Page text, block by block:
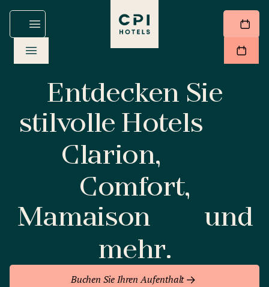
Entdecken Sie
stilvolle Hotels
Clarion,
Comfort,
Mamaison
und
mehr.
Buchen Sie Ihren Aufenthalt